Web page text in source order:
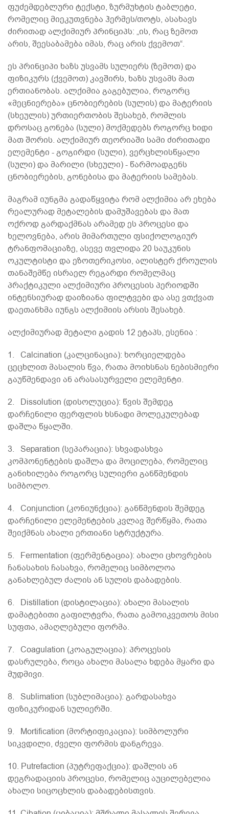
ფუძემდებლური ტექსტი, ზურმუხტის ტაბლეტი,
რომელიც მიეკუთვნება ჰერმეს/თოტს, ასახავს
ძირითად ალქიმიურ პრინციპს: „ის, რაც ზემოთ
არის, შეესაბამება იმას, რაც არის ქვემოთ“.
ეს პრინციპი ხაზს უსვამს სულიერს (ზემოთ) და
ფიზიკურს (ქვემოთ) კავშირს, ხაზს უსვამს მათ
ერთიანობას. ალქიმია გაგებულია, როგორც
«მეცნიერება» ცნობიერების (სულის) და მატერიის
(სხეულის) ურთიერთობის შესახებ, რომლის
დროსაც გონება (სული) მოქმედებს როგორც ხიდი
მათ შორის. ალქიმიურ თეორიაში სამი ძირითადი
ელემენტი - გოგირდი (სული), ვერცხლისწყალი
(სული) და მარილი (სხეული) - წარმოადგენს
ცნობიერების, გონებისა და მატერიის სამებას.
მაგრამ იუნგმა გადაწყვიტა რომ ალქიმია არ ეხება
რეალურად მეტალების დამუშავებას და მათ
ოქროდ გარდაქმნას არამედ ეს პროცესი და
ხელოვნება, არის მიმართული ფსიქოლოგიურ
ტრანფომაციაზე, ასევე თვლიდა 20 საუკუნის
ოკულტისტი და ეზოთერიკოსი, ალისტერ ქროულის
თანაშემწე ისრაელ რეგარდი რომელმაც
პრაქტიკული ალქიმიური პროცესის პერიოდში
ინტენსიურად დაიზიანა ფილტვები და ასე ვთქვათ
დაეთანხმა იუნგს ალქიმიის არსის შესახებ.
ალქიმიურად მეტალი გადის 12 ეტაპს, ესენია :
1. Calcination (კალცინაცია): ხორციელდება
ცეცხლით მასალის წვა, რათა მოიხსნას ნებისმიერი
გაუწმენდავი ან არასასურველი ელემენტი.
2. Dissolution (დისოლუცია): წვის შემდეგ
დარჩენილი ფერფლის ხსნადი მოლეკულებად
დაშლა წყალში.
3. Separation (სეპარაცია): სხვადასხვა
კომპონენტების დაშლა და მოცილება, რომელიც
განიხილება როგორც სულიერი განწმენდის
სიმბოლო.
4. Conjunction (კონიუნქცია): განწმენდის შემდეგ
დარჩენილი ელემენტების კვლავ შერწყმა, რათა
შეიქმნას ახალი ერთიანი სტრუქტურა.
5. Fermentation (ფერმენტაცია): ახალი ცხოვრების
ჩანასახის ჩასახვა, რომელიც სიმბოლოა
განახლებულ ძალის ან სულის დაბადების.
6. Distillation (დისტილაცია): ახალი მასალის
დამატებითი გაფილტვრა, რათა გამოიკვეთოს მისი
სუფთა, ამაღლებული ფორმა.
7. Coagulation (კოაგულაცია): პროცესის
დასრულება, როცა ახალი მასალა ხდება მყარი და
მუდმივი.
8. Sublimation (სუბლიმაცია): გარდასახვა
ფიზიკურიდან სულიერში.
9. Mortification (მორტიფიკაცია): სიმბოლური
სიკვდილი, ძველი ფორმის დანგრევა.
10. Putrefaction (პუტრეფაქცია): დაშლის ან
დეგრადაციის პროცესი, რომელიც აუცილებელია
ახალი სიცოცხლის დაბადებისთვის.